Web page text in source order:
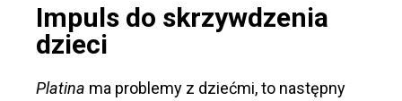
Impuls do skrzywdzenia
dzieci
Platina ma problemy z dziećmi, to następny